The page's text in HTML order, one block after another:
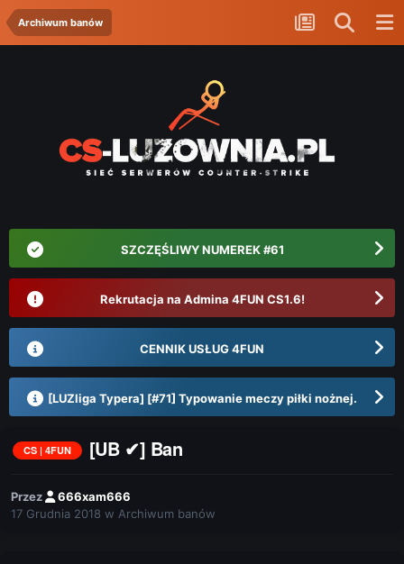
Archiwum banów
SZCZĘŚLIWY NUMEREK #61
Rekrutacja na Admina 4FUN CS1.6!
CENNIK USŁUG 4FUN
[LUZliga Typera] [#71] Typowanie meczy piłki nożnej.
CS | 4FUN [UB ✔] Ban
Przez
666xam666
17 Grudnia 2018 w Archiwum banów